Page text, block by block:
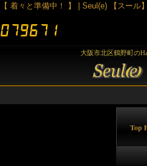
【 着々と準備中！ 】 | Seul(e) 【スール
大阪市北区鶴野町の
Top